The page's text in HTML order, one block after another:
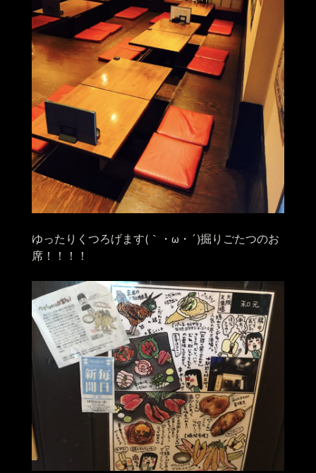
ゆったりくつろげます(｀・ω・´)掘りごたつのお
席！！！！